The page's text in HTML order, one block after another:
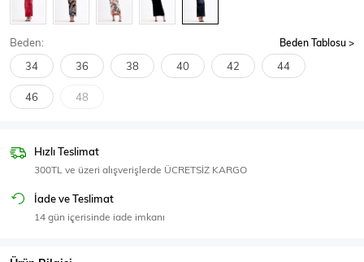
Body Atlet Crop & Büstiyer
SPOR GİYİM
Eşofman Üstü
Beden: Beden Tablosu
34 36 38 40 42 44
46 48
Hızlı Teslimat
300TL ve üzeri alışverişlerde ÜCRETSİZ KARGO
İade ve Teslimat
14 gün içerisinde iade imkanı